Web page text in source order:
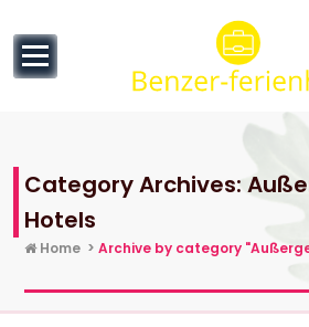
content
Category Archives:
Hotels
Home > Archive by category